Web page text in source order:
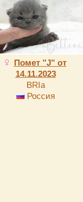
Помет "J" от
14.11.2023
BRIa
Россия